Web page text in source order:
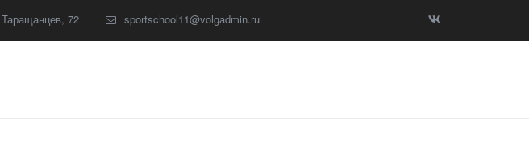
72 sportschool11@volgadmin.ru